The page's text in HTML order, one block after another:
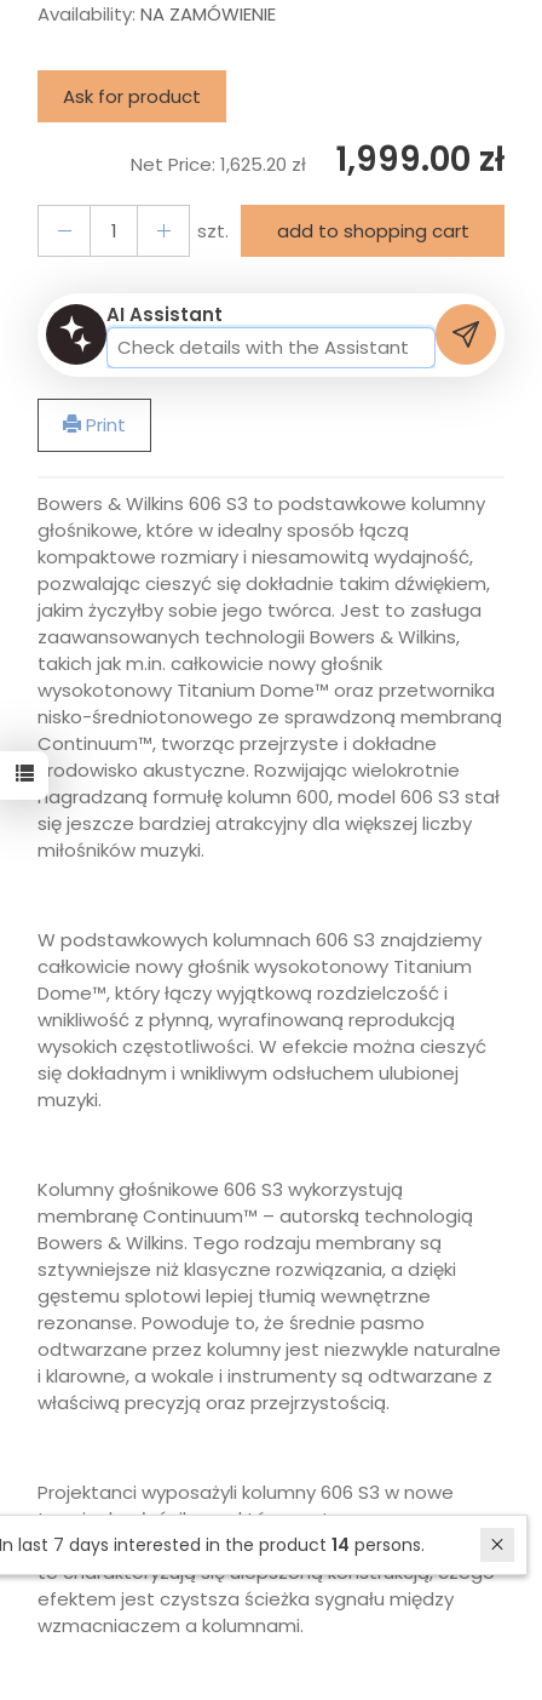
Availability: NA ZAMÓWIENIE
Ask for product
Net Price: 1,625.20 zł 1,999.00 zł
szt. add to shopping cart
AI Assistant
Print
Bowers & Wilkins 606 S3 to podstawkowe kolumny
głośnikowe, które w idealny sposób łączą
kompaktowe rozmiary i niesamowitą wydajność,
pozwalając cieszyć się dokładnie takim dźwiękiem,
jakim życzyłby sobie jego twórca. Jest to zasługa
zaawansowanych technologii Bowers & Wilkins,
takich jak m.in. całkowicie nowy głośnik
wysokotonowy Titanium Dome™ oraz przetwornika
nisko-średniotonowego ze sprawdzoną membraną
Continuum™, tworząc przejrzyste i dokładne
środowisko akustyczne. Rozwijając wielokrotnie
nagradzaną formułę kolumn 600, model 606 S3 stał
się jeszcze bardziej atrakcyjny dla większej liczby
miłośników muzyki.
W podstawkowych kolumnach 606 S3 znajdziemy
całkowicie nowy głośnik wysokotonowy Titanium
Dome™, który łączy wyjątkową rozdzielczość i
wnikliwość z płynną, wyrafinowaną reprodukcją
wysokich częstotliwości. W efekcie można cieszyć
się dokładnym i wnikliwym odsłuchem ulubionej
muzyki.
Kolumny głośnikowe 606 S3 wykorzystują
membranę Continuum™ – autorską technologią
Bowers & Wilkins. Tego rodzaju membrany są
sztywniejsze niż klasyczne rozwiązania, a dzięki
gęstemu splotowi lepiej tłumią wewnętrzne
rezonanse. Powoduje to, że średnie pasmo
odtwarzane przez kolumny jest niezwykle naturalne
i klarowne, a wokale i instrumenty są odtwarzane z
właściwą precyzją oraz przejrzystością.
Projektanci wyposażyli kolumny 606 S3 w nowe
terminale głośnikowe, które zastosowano w
niedawno wprowadzonej serii 700 S3. Komponenty
te charakteryzują się ulepszoną konstrukcją, czego
efektem jest czystsza ścieżka sygnału między
wzmacniaczem a kolumnami.
In last 7 days interested in the product14persons.